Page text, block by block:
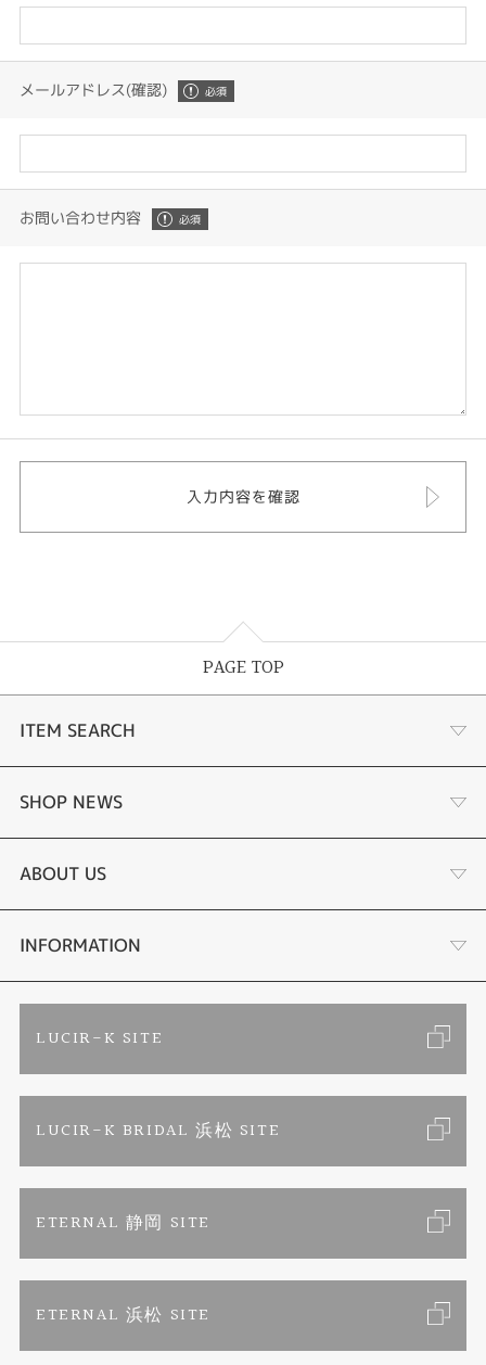
メールアドレス(確認)
お問い合わせ内容
PAGE TOP
ITEM SEARCH
婚約指輪
結婚指輪
セットリング
エタニティリング
婚約ネックレス
真珠ネックレス
SHOP NEWS
商品一覧
ブランドリスト
トピックス
リフォーム
ABOUT US
店舗情報・会社概要
お問い合わせ
INFORMATION
特定商取引に関する表記
LUCIR-K SITE
LUCIR-K BRIDAL 浜松 SITE
ETERNAL 静岡 SITE
ETERNAL 浜松 SITE